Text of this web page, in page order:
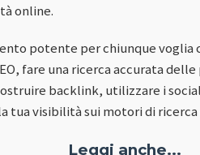
online.
potente per chiunque
fare una ricerca accurata
backlink, utilizzare i
tua visibilità sui motori di
Leggi anche...